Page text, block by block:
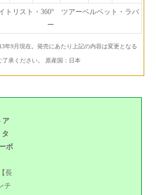
トリスト・360° ツアーベルベット・ラバ
ー
年9月現在。発売にあたり上記の内容は変更となる
承ください。 原産国：日本
ア
タ
ボ
長
チ